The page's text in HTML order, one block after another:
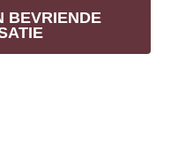
BEVRIENDE